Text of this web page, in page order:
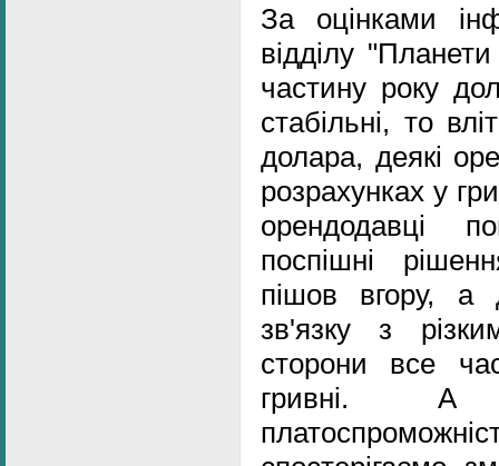
За оцінками
відділу
частину року
стабільні, то
долара, деякі
розрахунках у
орендодавці
поспішні
пішов вгору, а
зв'язку з
сторони все
гривні. А